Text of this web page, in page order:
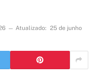
Atualizado: 25 de junho